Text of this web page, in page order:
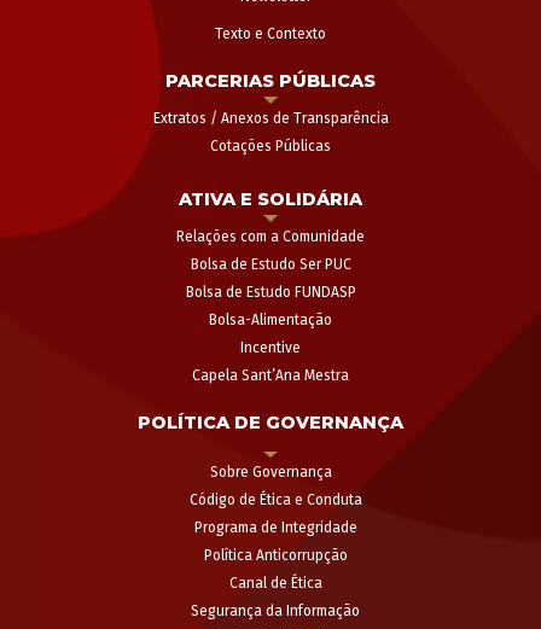
Texto e Contexto
PARCERIAS PÚBLICAS
Extratos / Anexos de Transparência
Cotações Públicas
ATIVA E SOLIDÁRIA
Relações com a Comunidade
Bolsa de Estudo Ser PUC
Bolsa de Estudo FUNDASP
Bolsa-Alimentação
Incentive
Capela Sant’Ana Mestra
POLÍTICA DE GOVERNANÇA
Sobre Governança
Código de Ética e Conduta
Programa de Integridade
Política Anticorrupção
Canal de Ética
Segurança da Informação